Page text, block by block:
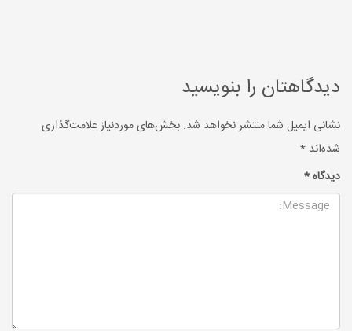
دیدگاهتان را بنویسید
نشانی ایمیل شما منتشر نخواهد شد. بخش‌های موردنیاز علامت‌گذاری
شده‌اند *
دیدگاه*